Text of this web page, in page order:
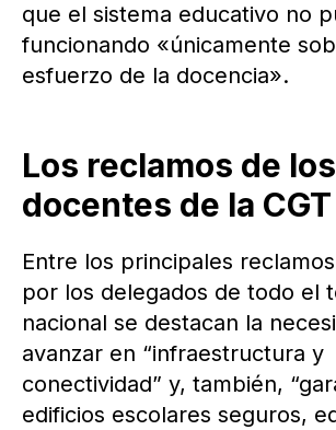
que el sistema educativo no
funcionando «únicamente
esfuerzo de la docencia».
Los reclamos de los
docentes de la CGT
Entre los principales
por los delegados de todo el
nacional se destacan la
avanzar en “infraestructura y
conectividad” y, también,
edificios escolares seguros,